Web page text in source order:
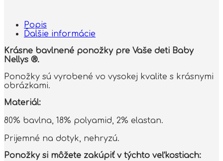
modré,
veľ.
122/128
Popis
Ďalšie informácie
Krásne bavlnené ponožky pre Vaše deti Baby
Nellys ®.
Ponožky sú vyrobené vo vysokej kvalite s krásnymi
obrázkami.
Materiál:
80% bavlna, 18% polyamid, 2% elastan.
Prijemné na dotyk, nehryzú.
Ponožky si môžete zakúpiť v týchto veľkostiach: